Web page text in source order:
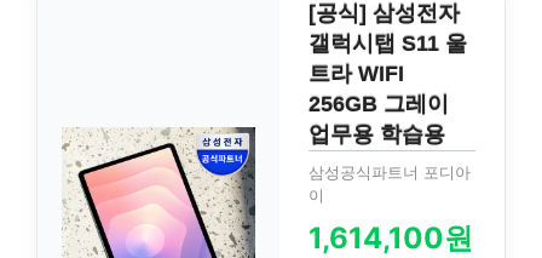
[공식] 삼성전자
갤럭시탭 S11 울
트라 WIFI
256GB 그레이
업무용 학습용
삼성공식파트너 포디아
이
1,614,100원